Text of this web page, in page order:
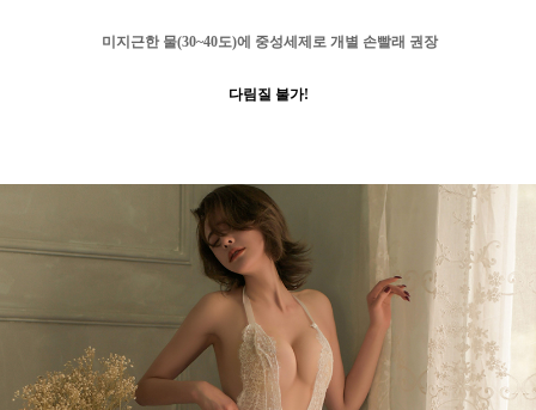
미지근한 물(30~40도)에 중성세제로 개별 손빨래 권장
다림질 불가!